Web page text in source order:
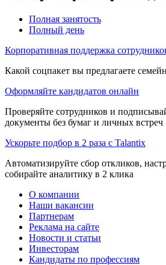
Полная занятость
Полный день
Корпоративная поддержка
Какой соцпакет вы предлагаете
Оформляйте кандидатов онлайн
Проверяйте сотрудников и
документы без бумаг и личных встреч
Ускорьте подбор в 2 раза с Talantix
Автоматизируйте сбор откликов,
собирайте аналитику в 2 клика
О компании
Наши вакансии
Партнерам
Реклама на сайте
Новости и статьи
Инвесторам
Кандидаты по профессиям